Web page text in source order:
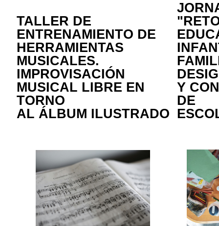
TALLER DE
ENTRENAMIENTO DE
HERRAMIENTAS
MUSICALES.
IMPROVISACIÓN
MUSICAL LIBRE EN
TORNO
AL ÁLBUM ILUSTRADO
Y
DE